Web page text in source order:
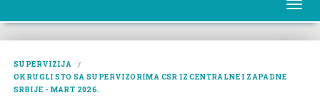
SUPERVIZIJA
OKRUGLI STO SA SUPERVIZORIMA CSR IZ CENTRALNE I ZAPADNE
SRBIJE - MART 2026.